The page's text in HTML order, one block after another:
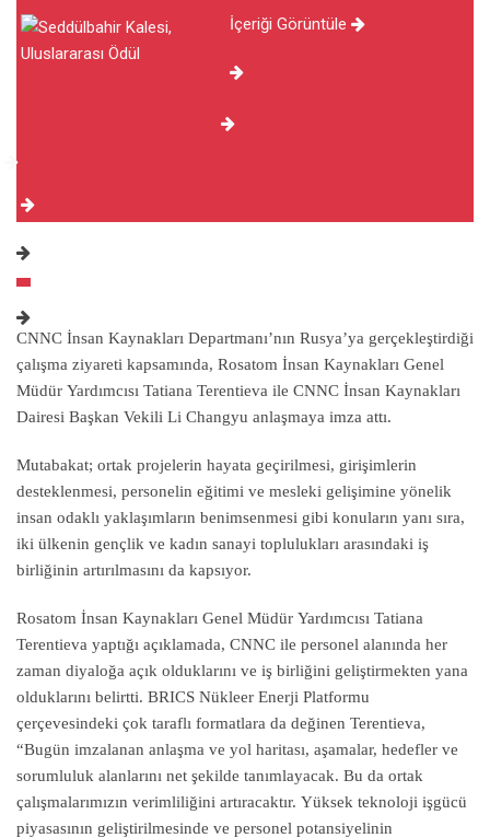
İçeriği Görüntüle
CNNC İnsan Kaynakları Departmanı’nın Rusya’ya gerçekleştirdiği
çalışma ziyareti kapsamında, Rosatom İnsan Kaynakları Genel
Müdür Yardımcısı Tatiana Terentieva ile CNNC İnsan Kaynakları
Dairesi Başkan Vekili Li Changyu anlaşmaya imza attı.
Mutabakat; ortak projelerin hayata geçirilmesi, girişimlerin
desteklenmesi, personelin eğitimi ve mesleki gelişimine yönelik
insan odaklı yaklaşımların benimsenmesi gibi konuların yanı sıra,
iki ülkenin gençlik ve kadın sanayi toplulukları arasındaki iş
birliğinin artırılmasını da kapsıyor.
Rosatom İnsan Kaynakları Genel Müdür Yardımcısı Tatiana
Terentieva yaptığı açıklamada, CNNC ile personel alanında her
zaman diyaloğa açık olduklarını ve iş birliğini geliştirmekten yana
olduklarını belirtti. BRICS Nükleer Enerji Platformu
çerçevesindeki çok taraflı formatlara da değinen Terentieva,
“Bugün imzalanan anlaşma ve yol haritası, aşamalar, hedefler ve
sorumluluk alanlarını net şekilde tanımlayacak. Bu da ortak
çalışmalarımızın verimliliğini artıracaktır. Yüksek teknoloji işgücü
piyasasının geliştirilmesinde ve personel potansiyelinin